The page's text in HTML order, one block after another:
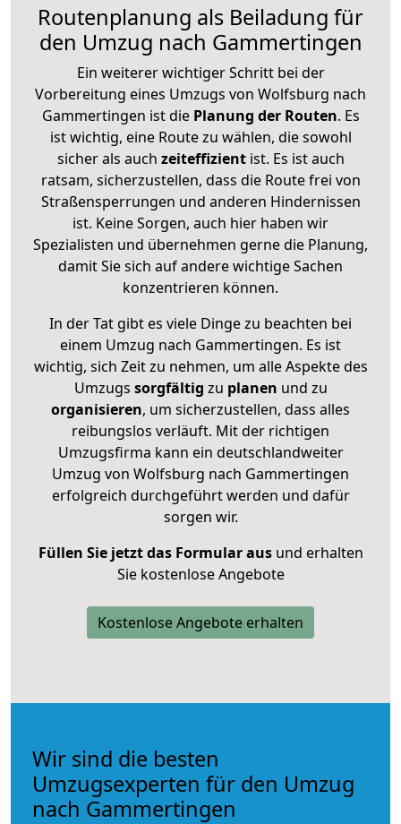
Routenplanung als Beiladung für
den Umzug nach Gammertingen
Ein weiterer wichtiger Schritt bei der
Vorbereitung eines Umzugs von Wolfsburg nach
Gammertingen ist diePlanung der Routen. Es
ist wichtig, eine Route zu wählen, die sowohl
sicher als auch zeiteffizientist. Es ist auch
ratsam, sicherzustellen, dass die Route frei von
Straßensperrungen und anderen Hindernissen
ist. Keine Sorgen, auch hier haben wir
Spezialisten und übernehmen gerne die Planung,
damit Sie sich auf andere wichtige Sachen
konzentrieren können.
In der Tat gibt es viele Dinge zu beachten bei
einem Umzug nach Gammertingen. Es ist
wichtig, sich Zeit zu nehmen, um alle Aspekte des
Umzugs sorgfältig zu planen und zu
organisieren, um sicherzustellen, dass alles
reibungslos verläuft. Mit der richtigen
Umzugsfirma kann ein deutschlandweiter
Umzug von Wolfsburg nach Gammertingen
erfolgreich durchgeführt werden und dafür
sorgen wir.
Füllen Sie jetzt das Formular ausund erhalten
Sie kostenlose Angebote
Kostenlose Angebote erhalten
Wir sind die besten
Umzugsexperten für den Umzug
nach Gammertingen